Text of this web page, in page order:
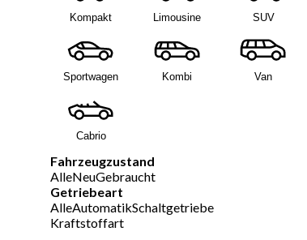
Kompakt Limousine SUV
Sportwagen Kombi Van
Cabrio
Fahrzeugzustand
AlleNeuGebraucht
Getriebeart
AlleAutomatikSchaltgetriebe
Kraftstoffart